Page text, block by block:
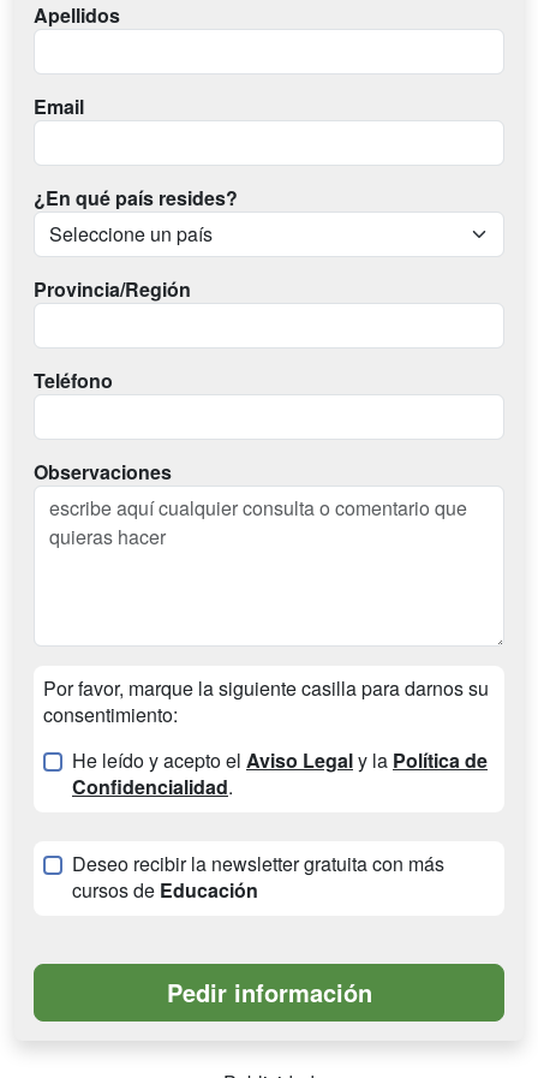
Apellidos
Email
¿En qué país resides?
Provincia/Región
Teléfono
Observaciones
Por favor, marque la siguiente casilla para darnos su
consentimiento:
He leído y acepto el Aviso Legaly la Política de
Confidencialidad.
Deseo recibir la newsletter gratuita con más
cursos de Educación